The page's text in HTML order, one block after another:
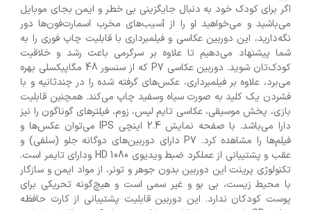
اگر برای کودک خود به دنبال جایگزینی بی خطر و ایمن بجای موبایل
می‌باشید و می‌خواهید او را از آسیب‌های مخرب اسمارت‌فون‌ها دور
نگه‌دارید، این دوربین عکاسی و فیلمبرداری با قابلیت چاپ فوری را به
شما پیشنهاد می‌دهیم تا علاوه بر سرگرمی باعث رشد و خلاقیت
کودک‌تان شوید. دوربین عکاسی P7 که از سنسور 48 مگاپیکسلی بهره
می‌برد، علاوه بر فیلمبرداری، عکس‌های گرفته شده را در چندثانیه و با
فشردن یک کلید به صورت سیاه وسفید چاپ می‌کند. همچنین قابلیت
بازی، پخش موسیقی، عکاسی تایم لپس، زوم، فیلترهای گوناگون را نیز
دارا می‌باشد. با صفحه نمایش 2.4 اینچی IPS می‌توان عکس‌ها و
فیلم‌ها را مشاهده کرد. P7 دارای دوربین‌های دوگانه جلو (سلفی) و
عقب و پشتیبانی از عملکرد ضبط ویدیوی HD 1080 ودارای تایمر است.
تکنولوژی پرینت این دوربین بدون جوهر و تونر، از مواد ایمن و سازگار
با محیط زیست، بی بو و غیر سمی است و هیچ‌گونه تحریکی برای
پوست کودکان ندارد. این دوربین قابلیت پشتیبانی از کارت حافظه